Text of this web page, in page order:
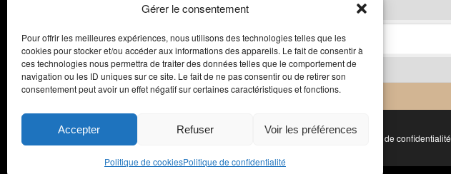
Gérer le consentement
Pour offrir les meilleures expériences, nous utilisons des technologies telles que les
cookies pour stocker et/ou accéder aux informations des appareils. Le fait de consentir à
ces technologies nous permettra de traiter des données telles que le comportement de
navigation ou les ID uniques sur ce site. Le fait de ne pas consentir ou de retirer son
consentement peut avoir un effet négatif sur certaines caractéristiques et fonctions.
Accepter Refuser Voir les préférences
Politique de cookiesPolitique de confidentialité
Site web
Politique de confidentialité